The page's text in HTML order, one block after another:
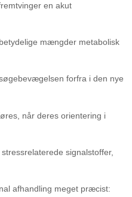
en akut
mængder metabolisk
forfra i den nye
når deres orientering i
signalstoffer,
afhandling meget præcist: